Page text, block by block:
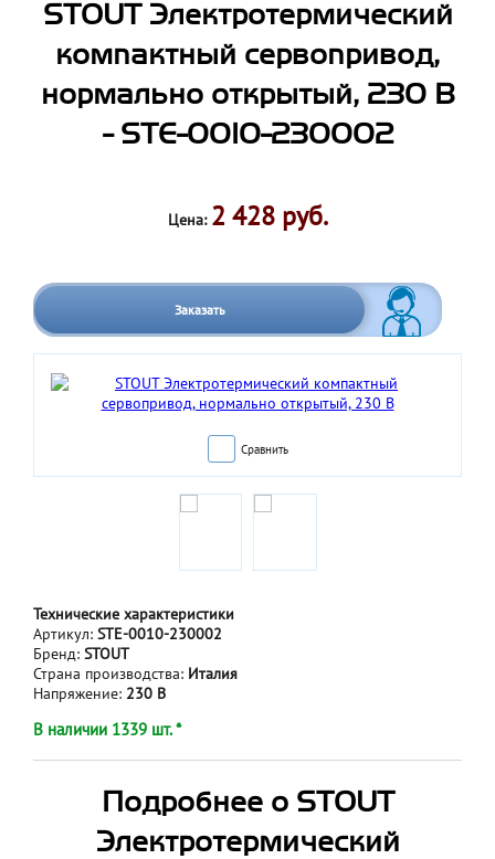
STOUT Электротермический
компактный сервопривод,
нормально открытый, 230 В
- STE-0010-230002
Цена: 2 428 руб.
Заказать
Сравнить
Технические характеристики
Артикул: STE-0010-230002
Бренд: STOUT
Страна производства: Италия
Напряжение: 230 В
В наличии 1339 шт. *
Подробнее о STOUT
Электротермический